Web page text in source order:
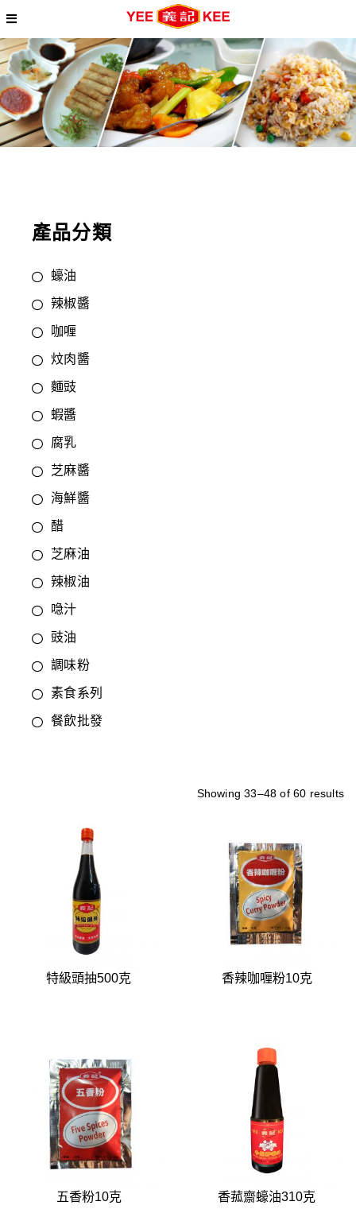
產品分類
蠔油
辣椒醬
咖喱
炆肉醬
麵豉
蝦醬
腐乳
芝麻醬
海鮮醬
醋
芝麻油
辣椒油
喼汁
豉油
調味粉
素食系列
餐飲批發
Showing 33–48 of 60 results
特級頭抽500克 香辣咖喱粉10克
五香粉10克 香菰齋蠔油310克